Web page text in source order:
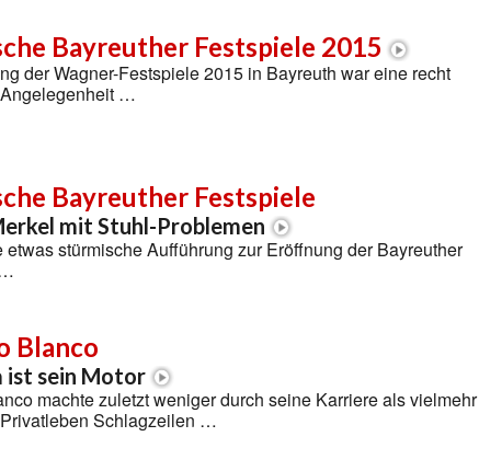
Bayreuther Festspiele 2015
der Wagner-Festspiele 2015 in Bayreuth war eine recht
…
Bayreuther Festspiele
mit Stuhl-Problemen
etwas stürmische Aufführung zur Eröffnung der Bayreuther
Blanco
ist sein Motor
machte zuletzt weniger durch seine Karriere als vielmehr
Schlagzeilen …